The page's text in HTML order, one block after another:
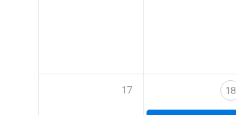
17 18